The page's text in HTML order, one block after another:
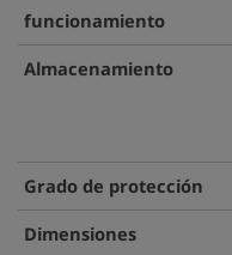
funcionamiento
Almacenamiento
Grado de protección
Dimensiones